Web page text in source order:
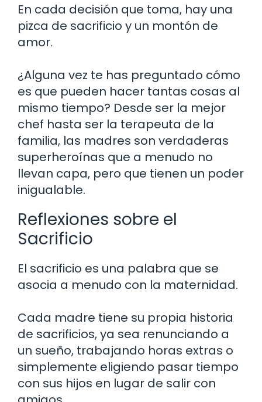
En cada decisión que toma, hay una
pizca de sacrificio y un montón de
amor.
¿Alguna vez te has preguntado cómo
es que pueden hacer tantas cosas al
mismo tiempo? Desde ser la mejor
chef hasta ser la terapeuta de la
familia, las madres son verdaderas
superheroínas que a menudo no
llevan capa, pero que tienen un poder
inigualable.
Reflexiones sobre el
Sacrificio
El sacrificio es una palabra que se
asocia a menudo con la maternidad.
Cada madre tiene su propia historia
de sacrificios, ya sea renunciando a
un sueño, trabajando horas extras o
simplemente eligiendo pasar tiempo
con sus hijos en lugar de salir con